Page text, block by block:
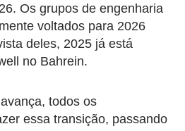
Os grupos de engenharia
voltados para 2026
deles, 2025 já está
no Bahrein.
todos os
essa transição, passando